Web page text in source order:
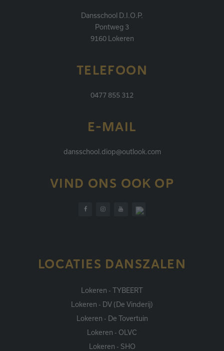
Dansschool D.I.O.P.
Pontweg 3
9160 Lokeren
TELEFOON
0477 855 312
E-MAIL
dansschool.diop@outlook.com
VIND ONS OOK OP
LOCATIES DANSZALEN
Lokeren - TYBEERT
Lokeren - DV (De Vinderij)
Lokeren - De Tovertuin
Lokeren - OLVC
Lokeren - SHO